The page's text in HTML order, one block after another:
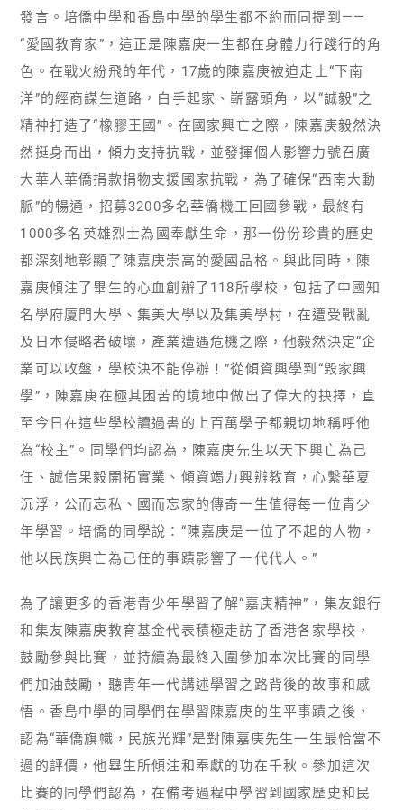
發言。培僑中學和香島中學的學生都不約而同提到——
“愛國教育家”，這正是陳嘉庚一生都在身體力行踐行的角
色。在戰火紛飛的年代，17歲的陳嘉庚被迫走上“下南
洋”的經商謀生道路，白手起家、嶄露頭角，以“誠毅”之
精神打造了“橡膠王國”。在國家興亡之際，陳嘉庚毅然決
然挺身而出，傾力支持抗戰，並發揮個人影響力號召廣
大華人華僑捐款捐物支援國家抗戰，為了確保“西南大動
脈”的暢通，招募3200多名華僑機工回國參戰，最終有
1000多名英雄烈士為國奉獻生命，那一份份珍貴的歷史
都深刻地彰顯了陳嘉庚崇高的愛國品格。與此同時，陳
嘉庚傾注了畢生的心血創辦了118所學校，包括了中國知
名學府廈門大學、集美大學以及集美學村，在遭受戰亂
及日本侵略者破壞，產業遭遇危機之際，他毅然決定“企
業可以收盤，學校決不能停辦！”從傾資興學到“毀家興
學”，陳嘉庚在極其困苦的境地中做出了偉大的抉擇，直
至今日在這些學校讀過書的上百萬學子都親切地稱呼他
為“校主”。同學們均認為，陳嘉庚先生以天下興亡為己
任、誠信果毅開拓實業、傾資竭力興辦教育，心繫華夏
沉浮，公而忘私、國而忘家的傳奇一生值得每一位青少
年學習。培僑的同學說：“陳嘉庚是一位了不起的人物，
他以民族興亡為己任的事蹟影響了一代代人。”
為了讓更多的香港青少年學習了解“嘉庚精神”，集友銀行
和集友陳嘉庚教育基金代表積極走訪了香港各家學校，
鼓勵參與比賽，並持續為最終入圍參加本次比賽的同學
們加油鼓勵，聽青年一代講述學習之路背後的故事和感
悟。香島中學的同學們在學習陳嘉庚的生平事蹟之後，
認為“華僑旗幟，民族光輝”是對陳嘉庚先生一生最恰當不
過的評價，他畢生所傾注和奉獻的功在千秋。參加這次
比賽的同學們認為，在備考過程中學習到國家歷史和民